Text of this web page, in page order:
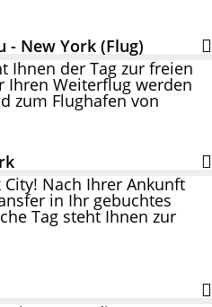
- New York (Flug)
Ihnen der Tag zur freien
Ihren Weiterflug werden
zum Flughafen von
Nach Ihrer Ankunft
in Ihr gebuchtes
Tag steht Ihnen zur